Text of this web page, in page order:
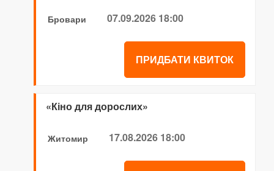
Бровари 07.09.2026 18:00
ПРИДБАТИ КВИТОК
«Кіно для дорослих»
Житомир 17.08.2026 18:00